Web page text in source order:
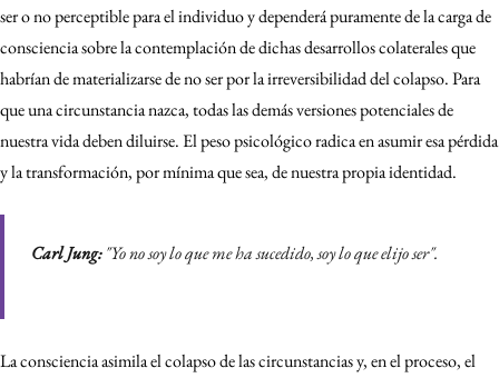
ser o no perceptible para el individuo y dependerá puramente de la carga de
consciencia sobre la contemplación de dichas desarrollos colaterales que
habrían de materializarse de no ser por la irreversibilidad del colapso. Para
que una circunstancia nazca, todas las demás versiones potenciales de
nuestra vida deben diluirse. El peso psicológico radica en asumir esa pérdida
y la transformación, por mínima que sea, de nuestra propia identidad.
Carl Jung: "Yo no soy lo que me ha sucedido, soy lo que elijo ser".
La consciencia asimila el colapso de las circunstancias y, en el proceso, el